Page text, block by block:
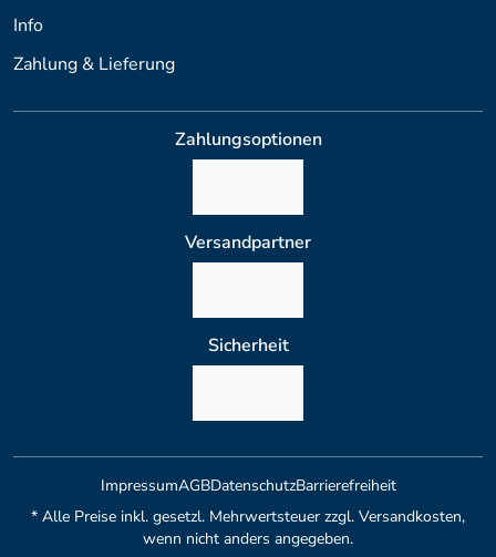
Info
Zahlung & Lieferung
Zahlungsoptionen
Versandpartner
Sicherheit
ImpressumAGBDatenschutzBarrierefreiheit
* Alle Preise inkl. gesetzl. Mehrwertsteuer zzgl. Versandkosten,
wenn nicht anders angegeben.